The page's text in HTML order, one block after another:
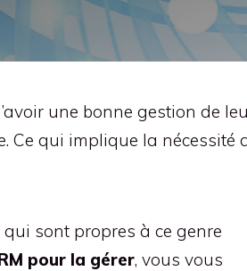
une bonne gestion de
Ce qui implique la nécessité
sont propres à ce genre
pour la gérer, vous vous